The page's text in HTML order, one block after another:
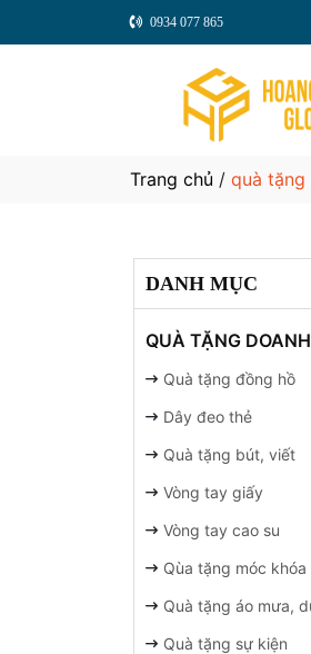
0934 077 865
Trang chủ / quà
DANH MỤC
QUÀ TẶNG
Quà tặng đồng hồ
Dây đeo thẻ
Quà tặng bút, viết
Vòng tay giấy
Vòng tay cao su
Qùa tặng móc khóa
Quà tặng áo mưa,
Quà tặng sự kiện